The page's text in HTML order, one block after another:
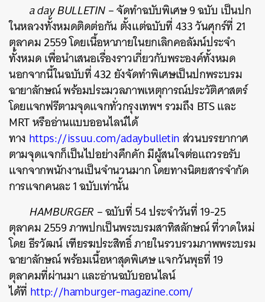
a day BULLETIN– จัดทำฉบับพิเศษ 9 ฉบับ เป็นปก
ในหลวงทั้งหมดติดต่อกัน ตั้งแต่ฉบับที่ 433 วันศุกร์ที่ 21
ตุลาคม 2559 โดยเนื้อหาภายในยกเลิกคอลัมน์ประจำ
ทั้งหมด เพื่อนำเสนอเรื่องราวเกี่ยวกับพระองค์ทั้งหมด
นอกจากนี้ในฉบับที่ 432 ยังจัดทำพิเศษเป็นปกพระบรม
ฉายาลักษณ์ พร้อมประมวลภาพเหตุการณ์ประวัติศาสตร์
โดยแจกฟรีตามจุดแจกทั่วกรุงเทพฯ รวมถึง BTS และ
MRT หรืออ่านแบบออนไลน์ได้
ทาง https://issuu.com/adaybulletinส่วนบรรยากาศ
ตามจุดแจกก็เป็นไปอย่างคึกคัก มีผู้สนใจต่อแถวรอรับ
แจกจากพนักงานเป็นจำนวนมาก โดยทางนิตยสารจำกัด
การแจกคนละ 1 ฉบับเท่านั้น
HAMBURGER – ฉบับที่ 54 ประจำวันที่ 19-25
ตุลาคม 2559 ภาพปกเป็นพระบรมสาทิสลักษณ์ ที่วาดใหม่
โดย ธีรวัฒน์ เฑียรฆประสิทธิ์ ภายในรวบรวมภาพพระบรม
ฉายาลักษณ์ พร้อมเนื้อหาสุดพิเศษ แจกวันพุธที่ 19
ตุลาคมที่ผ่านมา และอ่านฉบับออนไลน์
ได้ที่ http://hamburger-magazine.com/